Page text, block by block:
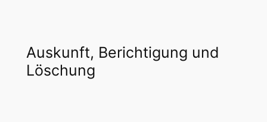
Auskunft, Berichtigung und
Löschung